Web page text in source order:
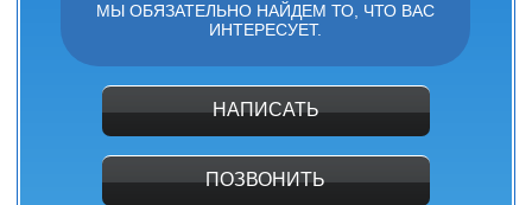
МЫ ОБЯЗАТЕЛЬНО НАЙДЕМ ТО, ЧТО ВАС
ИНТЕРЕСУЕТ.
НАПИСАТЬ
ПОЗВОНИТЬ